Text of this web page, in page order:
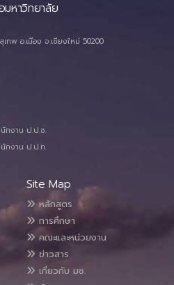
หาวิทยาลัย
ทพ อ.เมือง จ.เชียงใหม่ 50200
นักงาน ป.ป.ช.
นักงาน ป.ป.ท.
Site Map
หลักสูตร
การศึกษา
คณะและหน่วยงาน
ข่าวสาร
เกี่ยวกับ มช.